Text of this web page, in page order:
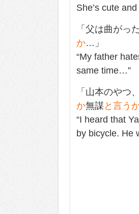
She’s cute
「父は曲がっ
か…」
“My father
same time…”
「山本のやつ
か無謀と言う
“I heard that
by bicycle. He